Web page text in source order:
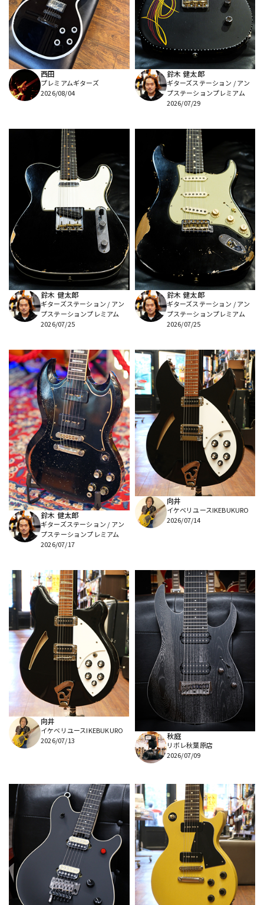
西田
プレミアムギターズ
2026/08/04
鈴木 健太郎
ギターズステーション / アン
プステーションプレミアム
2026/07/29
鈴木 健太郎
ギターズステーション / アン
プステーションプレミアム
2026/07/25
鈴木 健太郎
ギターズステーション / アン
プステーションプレミアム
2026/07/25
鈴木 健太郎
ギターズステーション / アン
プステーションプレミアム
2026/07/17
向井
イケベリユースIKEBUKURO
2026/07/14
向井
イケベリユースIKEBUKURO
2026/07/13
秋庭
リボレ秋葉原店
2026/07/09